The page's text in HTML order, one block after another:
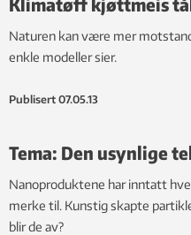
Naturen kan være mer
enkle modeller sier.
Publisert 07.05.13
Tema: Den usynlige
Nanoproduktene har inntatt
merke til. Kunstig skapte
blir de av?